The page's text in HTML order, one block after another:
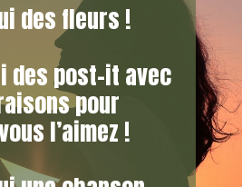
des fleurs !
des post-it avec
pour
l’aimez !